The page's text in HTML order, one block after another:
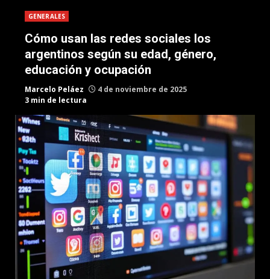
GENERALES
Cómo usan las redes sociales los
argentinos según su edad, género,
educación y ocupación
Marcelo Peláez
4 de noviembre de 2025
3 min de lectura